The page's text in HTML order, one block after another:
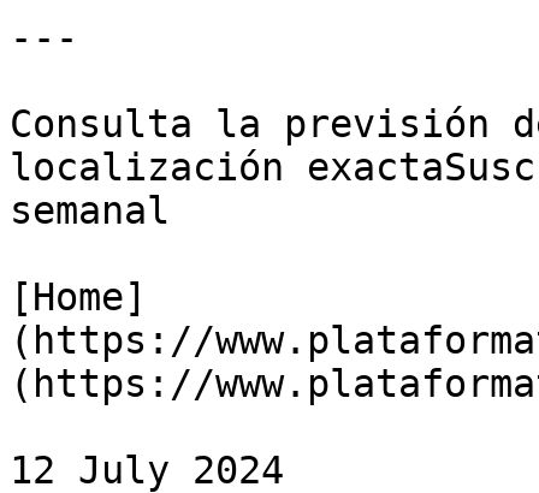
---
Consulta la previsión
localización
semanal
[Home]
(https://
(https://
12 July 2024